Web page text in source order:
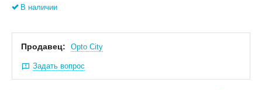
В наличии
Продавец: Оpto City
Задать вопрос